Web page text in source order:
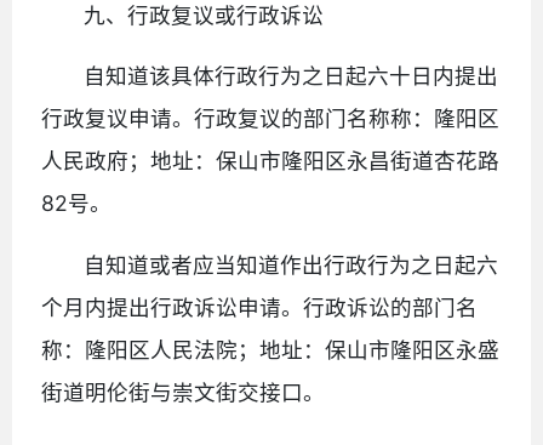
九、行政复议或行政诉讼
自知道该具体行政行为之日起六十日内提出
行政复议申请。行政复议的部门名称称：隆阳区
人民政府；地址：保山市隆阳区永昌街道杏花路
82号。
自知道或者应当知道作出行政行为之日起六
个月内提出行政诉讼申请。行政诉讼的部门名
称：隆阳区人民法院；地址：保山市隆阳区永盛
街道明伦街与崇文街交接口。